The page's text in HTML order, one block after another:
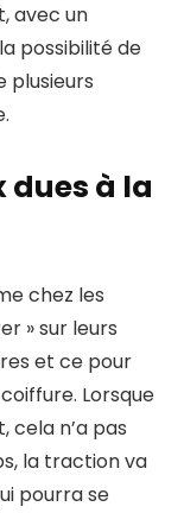
avec un
possibilité de
plusieurs
dues à la
chez les
» sur leurs
et ce pour
Lorsque
cela n’a pas
la traction va
pourra se